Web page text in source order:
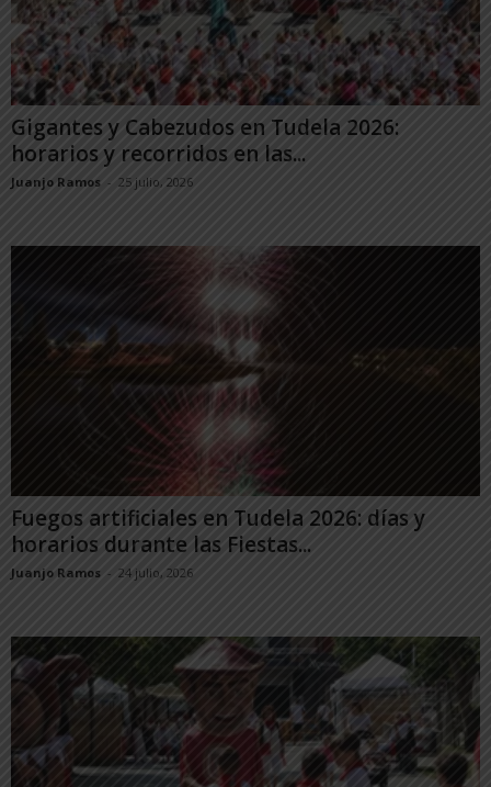
Gigantes y Cabezudos en Tudela 2026:
horarios y recorridos en las...
Juanjo Ramos - 25 julio, 2026
Fuegos artificiales en Tudela 2026: días y
horarios durante las Fiestas...
Juanjo Ramos - 24 julio, 2026